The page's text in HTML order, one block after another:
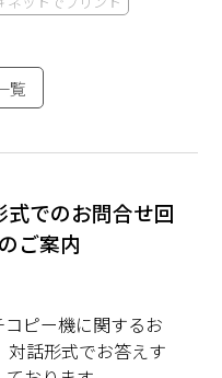
覧
でのお問合せ回
ご案内
ピー機に関するお
対話形式でお答えす